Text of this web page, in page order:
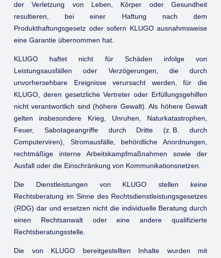
der Verletzung von Leben, Körper oder Gesundheit
resultieren, bei einer Haftung nach dem
Produkthaftungsgesetz oder sofern KLUGO ausnahmsweise
eine Garantie übernommen hat.
KLUGO haftet nicht für Schäden infolge von
Leistungsausfällen oder Verzögerungen, die durch
unvorhersehbare Ereignisse verursacht werden, für die
KLUGO, deren gesetzliche Vertreter oder Erfüllungsgehilfen
nicht verantwortlich sind (höhere Gewalt). Als höhere Gewalt
gelten insbesondere Krieg, Unruhen, Naturkatastrophen,
Feuer, Sabotageangriffe durch Dritte (z. B. durch
Computerviren), Stromausfälle, behördliche Anordnungen,
rechtmäßige interne Arbeitskampfmaßnahmen sowie der
Ausfall oder die Einschränkung von Kommunikationsnetzen.
Die Dienstleistungen von KLUGO stellen keine
Rechtsberatung im Sinne des Rechtsdienstleistungsgesetzes
(RDG) dar und ersetzen nicht die individuelle Beratung durch
einen Rechtsanwalt oder eine andere qualifizierte
Rechtsberatungsstelle.
Die von KLUGO bereitgestellten Inhalte wurden mit